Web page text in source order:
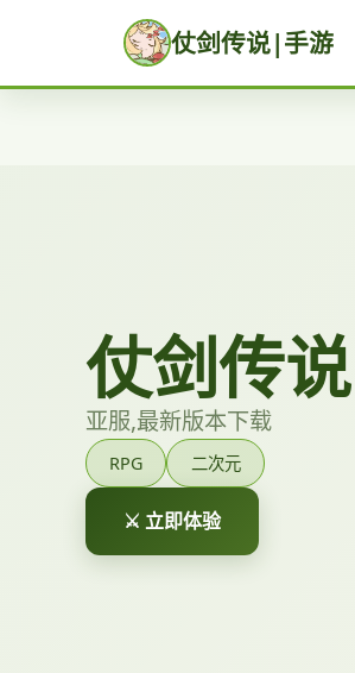
仗剑传说|手游
仗剑传
亚服,最新版本下载
RPG 二次元
⚔️ 立即体验